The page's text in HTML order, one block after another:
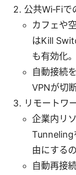
公共Wi‑Fi
カフェや
はKill
も有効化。
自動接続
VPNが切
リモートワ
企業内リ
Tunneling
由にする
自動再接